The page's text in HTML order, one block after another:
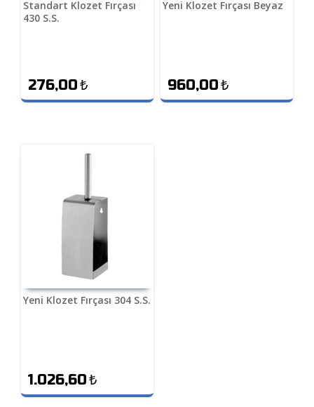
Standart Klozet Fırçası
430 S.S.
276,00₺
Yeni Klozet Fırçası Beyaz
960,00₺
Yeni Klozet Fırçası 304 S.S.
1.026,60₺